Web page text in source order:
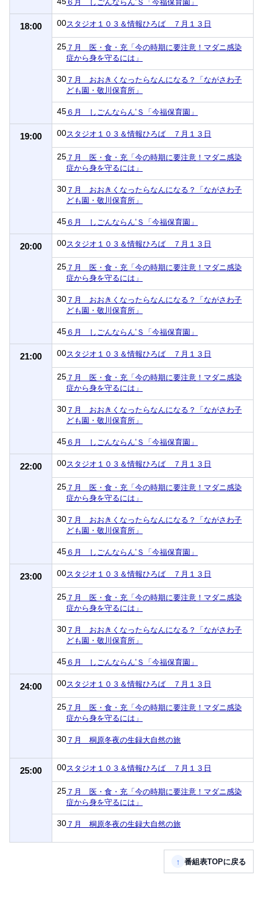
６月 しごんならん’Ｓ「今福保育園」
18:00 00スタジオ１０３＆情報ひろば ７月１３日
25 ７月 医・食・充「今の時期に要注意！マダニ感染
症から身を守るには」
30 ７月 おおきくなったらなんになる？「ながさわ子
ども園・敬川保育所」
45 ６月 しごんならん’Ｓ「今福保育園」
19:00 00スタジオ１０３＆情報ひろば ７月１３日
25 ７月 医・食・充「今の時期に要注意！マダニ感染
症から身を守るには」
30 ７月 おおきくなったらなんになる？「ながさわ子
ども園・敬川保育所」
45 ６月 しごんならん’Ｓ「今福保育園」
20:00 00スタジオ１０３＆情報ひろば ７月１３日
25 ７月 医・食・充「今の時期に要注意！マダニ感染
症から身を守るには」
30 ７月 おおきくなったらなんになる？「ながさわ子
ども園・敬川保育所」
45 ６月 しごんならん’Ｓ「今福保育園」
21:00 00スタジオ１０３＆情報ひろば ７月１３日
25 ７月 医・食・充「今の時期に要注意！マダニ感染
症から身を守るには」
30 ７月 おおきくなったらなんになる？「ながさわ子
ども園・敬川保育所」
45 ６月 しごんならん’Ｓ「今福保育園」
22:00 00スタジオ１０３＆情報ひろば ７月１３日
25 ７月 医・食・充「今の時期に要注意！マダニ感染
症から身を守るには」
30 ７月 おおきくなったらなんになる？「ながさわ子
ども園・敬川保育所」
45 ６月 しごんならん’Ｓ「今福保育園」
23:00 00スタジオ１０３＆情報ひろば ７月１３日
25 ７月 医・食・充「今の時期に要注意！マダニ感染
症から身を守るには」
30 ７月 おおきくなったらなんになる？「ながさわ子
ども園・敬川保育所」
45 ６月 しごんならん’Ｓ「今福保育園」
24:00 00スタジオ１０３＆情報ひろば ７月１３日
25 ７月 医・食・充「今の時期に要注意！マダニ感染
症から身を守るには」
30 ７月 桐原冬夜の生録大自然の旅
25:00 00スタジオ１０３＆情報ひろば ７月１３日
25 ７月 医・食・充「今の時期に要注意！マダニ感染
症から身を守るには」
30 ７月 桐原冬夜の生録大自然の旅
↑ 番組表TOPに戻る